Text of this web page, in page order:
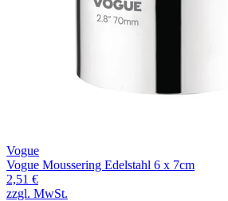
Vogue
Vogue Moussering Edelstahl 6 x 7cm
2,51 €
zzgl. MwSt.